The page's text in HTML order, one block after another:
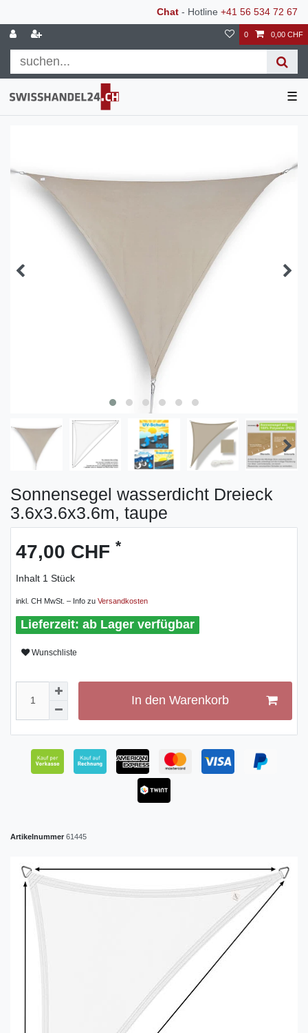
Chat - Hotline +41 56 534 72 67
0 0,00 CHF
☰
Sonnensegel wasserdicht Dreieck
3.6x3.6x3.6m, taupe
47,00 CHF *
Inhalt 1 Stück
inkl. CH MwSt. – Info zu Versandkosten
ab Lager verfügbar
Wunschliste
In den Warenkorb
Artikelnummer 61445